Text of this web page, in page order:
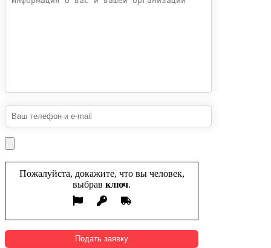
Пожалуйста, докажите, что вы человек,
выбрав ключ.